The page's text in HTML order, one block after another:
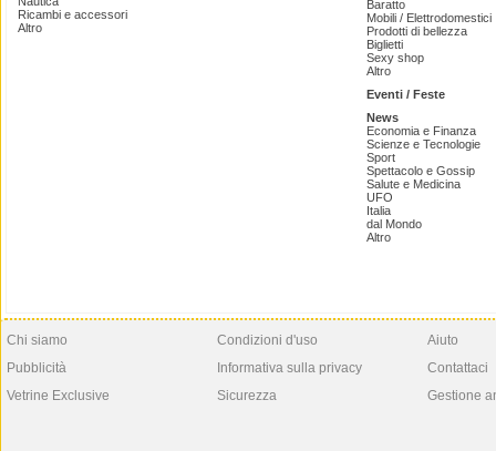
Ricambi e accessori
Altro
Baratto
Mobili / Elettrodomestici
Prodotti di bellezza
Biglietti
Sexy shop
Altro
Eventi / Feste
News
Economia e Finanza
Scienze e Tecnologie
Sport
Spettacolo e Gossip
Salute e Medicina
UFO
Italia
dal Mondo
Altro
Chi siamo
Pubblicità
Vetrine Exclusive
Condizioni d'uso
Informativa sulla privacy
Sicurezza
Aiuto
Contattaci
Gestione